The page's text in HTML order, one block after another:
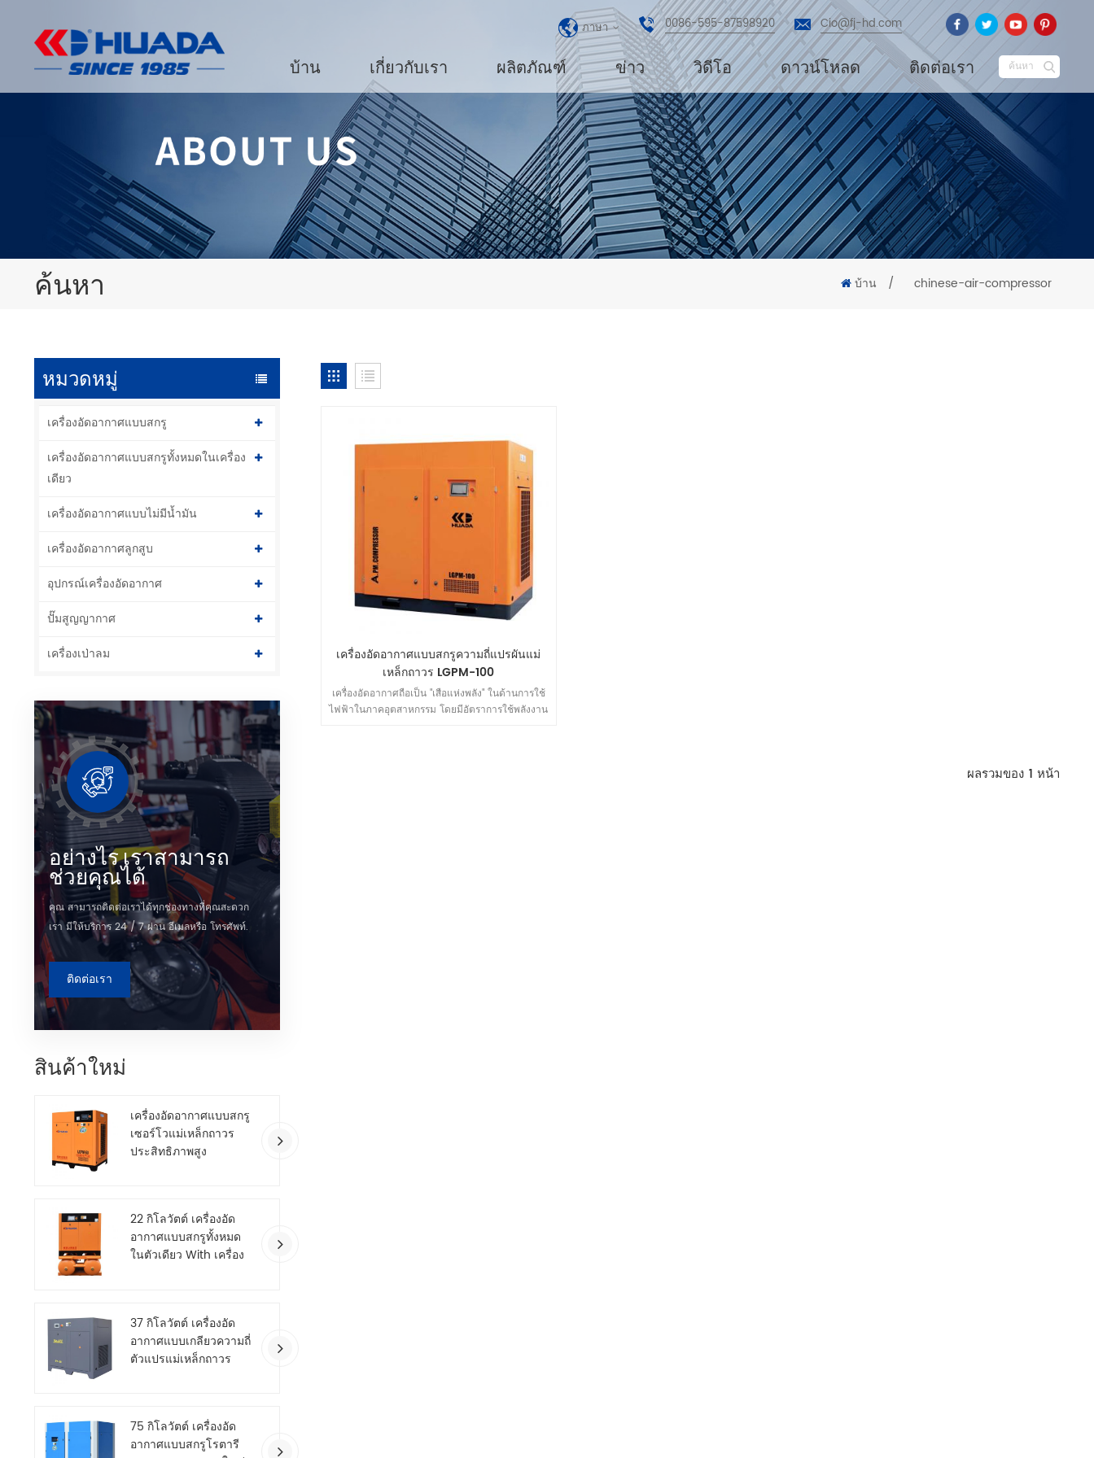
ภาษา 0086-595-87598920 Cio@fj-hd.com
บ้าน เกี่ยวกับเรา ผลิตภัณฑ์ ข่าว วิดีโอ ดาวน์โหลด ติดต่อเรา ค้นหา
ค้นหา บ้าน / chinese-air-compressor
หมวดหมู่
เครื่องอัดอากาศแบบสกรู
เครื่องอัดอากาศแบบสกรูทั้งหมดในเครื่อง
เดียว
เครื่องอัดอากาศแบบไม่มีน้ำมัน
เครื่องอัดอากาศลูกสูบ
อุปกรณ์เครื่องอัดอากาศ
ปั๊มสูญญากาศ
เครื่องเป่าลม
อย่างไร เราสามารถ
ช่วยคุณได้
คุณ สามารถติดต่อเราได้ทุกช่องทางที่คุณสะดวก
เรา มีให้บริการ 24 / 7 ผ่าน อีเมลหรือ โทรศัพท์.
ติดต่อเรา
สินค้าใหม่
เครื่องอัดอากาศแบบสกรู
เซอร์โวแม่เหล็กถาวร
ประสิทธิภาพสูง
22 กิโลวัตต์ เครื่องอัด
อากาศแบบสกรูทั้งหมด
ในตัวเดียว With เครื่อง
37 กิโลวัตต์ เครื่องอัด
อากาศแบบเกลียวความถี่
ตัวแปรแม่เหล็กถาวร
75 กิโลวัตต์ เครื่องอัด
อากาศแบบสกรูโรตารี
เครื่องอัดอากาศแบบสกรูความถี่แปรผันแม่
เหล็กถาวร LGPM-100
เครื่องอัดอากาศถือเป็น "เสือแห่งพลัง" ในด้านการใช้
ไฟฟ้าในภาคอุตสาหกรรม โดยมีอัตราการใช้พลังงาน
ผลรวมของ 1 หน้า